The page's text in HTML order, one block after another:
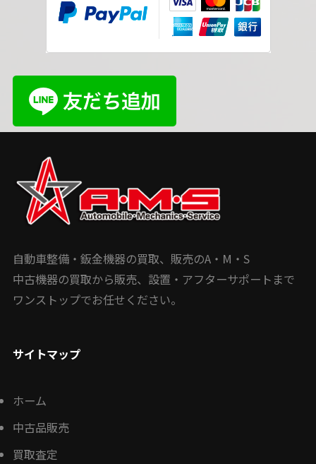
自動車整備・鈑金機器の買取、販売のA・M・S
中古機器の買取から販売、設置・アフターサポートまで
ワンストップでお任せください。
サイトマップ
ホーム
中古品販売
買取査定